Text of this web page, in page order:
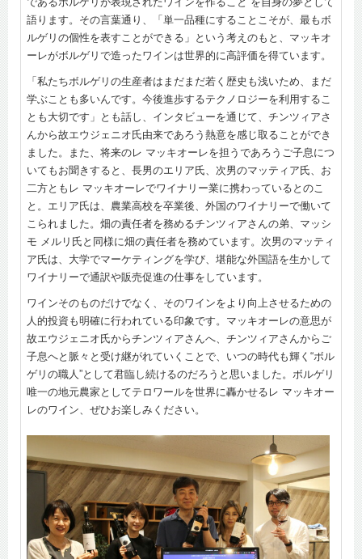
語ります。その言葉通り、「単一品種にすることこそが、最もボ
ルゲリの個性を表すことができる」という考えのもと、マッキオ
ーレがボルゲリで造ったワインは世界的に高評価を得ています。
「私たちボルゲリの生産者はまだまだ若く歴史も浅いため、まだ
学ぶことも多いんです。今後進歩するテクノロジーを利用するこ
とも大切です」とも話し、インタビューを通じて、チンツィアさ
んから故エウジェニオ氏由来であろう熱意を感じ取ることができ
ました。また、将来のレ マッキオーレを担うであろうご子息につ
いてもお聞きすると、長男のエリア氏、次男のマッティア氏、お
二方ともレ マッキオーレでワイナリー業に携わっているとのこ
と。エリア氏は、農業高校を卒業後、外国のワイナリーで働いて
こられました。畑の責任者を務めるチンツィアさんの弟、マッシ
モ メルリ氏と同様に畑の責任者を務めています。次男のマッティ
ア氏は、大学でマーケティングを学び、堪能な外国語を生かして
ワイナリーで通訳や販売促進の仕事をしています。
ワインそのものだけでなく、そのワインをより向上させるための
人的投資も明確に行われている印象です。マッキオーレの意思が
故エウジェニオ氏からチンツィアさんへ、チンツィアさんからご
子息へと脈々と受け継がれていくことで、いつの時代も輝く“ボル
ゲリの職人”として君臨し続けるのだろうと思いました。ボルゲリ
唯一の地元農家としてテロワールを世界に轟かせるレ マッキオー
レのワイン、ぜひお楽しみください。